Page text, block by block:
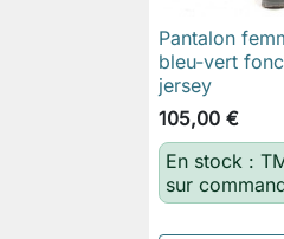

Pantalon
bleu-vert
jersey
105,00 €
En stock :
sur